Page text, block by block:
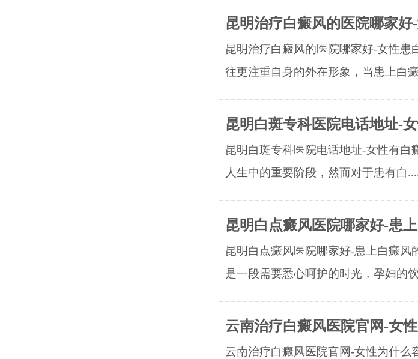
昆明治疗白癜风的医院哪家
昆明治疗白癜风的医院哪家好-女性患
往更注重自身的外在形象，当患上白
昆明白斑专科医院电话地址-
昆明白斑专科医院电话地址-女性有白
人生中的重要阶段，然而对于患有白
昆明白点癜风医院哪家好-患
昆明白点癜风医院哪家好-患上白癜风
是一段需要悉心呵护的时光，孕妇的
云南治疗白癜风医院官网-女
云南治疗白癜风医院官网-女性为什么